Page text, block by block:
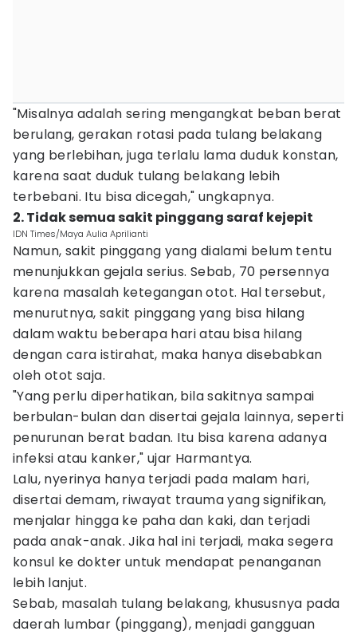
"Misalnya adalah sering mengangkat beban berat
berulang, gerakan rotasi pada tulang belakang
yang berlebihan, juga terlalu lama duduk konstan,
karena saat duduk tulang belakang lebih
terbebani. Itu bisa dicegah," ungkapnya.
2. Tidak semua sakit pinggang saraf kejepit
IDN Times/Maya Aulia Aprilianti
Namun, sakit pinggang yang dialami belum tentu
menunjukkan gejala serius. Sebab, 70 persennya
karena masalah ketegangan otot. Hal tersebut,
menurutnya, sakit pinggang yang bisa hilang
dalam waktu beberapa hari atau bisa hilang
dengan cara istirahat, maka hanya disebabkan
oleh otot saja.
"Yang perlu diperhatikan, bila sakitnya sampai
berbulan-bulan dan disertai gejala lainnya, seperti
penurunan berat badan. Itu bisa karena adanya
infeksi atau kanker," ujar Harmantya.
Lalu, nyerinya hanya terjadi pada malam hari,
disertai demam, riwayat trauma yang signifikan,
menjalar hingga ke paha dan kaki, dan terjadi
pada anak-anak. Jika hal ini terjadi, maka segera
konsul ke dokter untuk mendapat penanganan
lebih lanjut.
Sebab, masalah tulang belakang, khususnya pada
daerah lumbar (pinggang), menjadi gangguan